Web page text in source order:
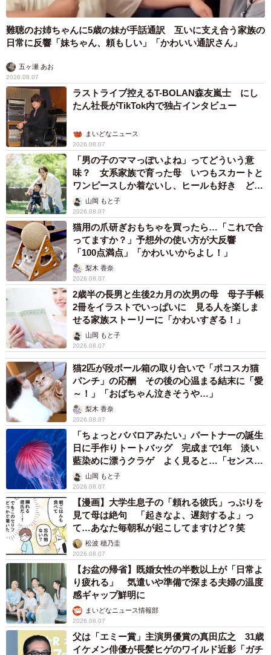
難聴のお姉ちゃんに5歳の妹が手話通訳 互いに支え合う家族の
日常に反響「妹ちゃん、頼もしい」「かわいい通訳さん」
五ヶ瀬 あお
2026.08.07
ラストライブ控えるT-BOLAN森友嵐士 にし
たん社長がTikTok内で独占インタビュー
まいどなニュース
2026.08.07
「男の子のママっぽいよね」ってどういう意
味？ 女系家族で育った母 いつもスカートと
ワンピースしか着ないし、ヒールも好き どの
へんが…
山岡 もと子
2026.08.07
猫用の爪研ぎおもちゃを買ったら…「これで合
ってますか？」予想外の使い方が大反響
「100点満点」「かわいいからよし！」
梨木 香奈
2026.08.07
2歳半の長男と生後2カ月の次男の母 母子手帳
2冊をイラストでいっぱいに 見る人を楽しま
せる家族ストーリーに「かわいすぎる！」
山岡 もと子
2026.08.07
猫2匹が段ボール箱の取り合いで「ポコスカ猫
パンチ」の応酬 その後の心温まる結末に「愛
～！」「おばちゃん泣きそうや…」
梨木 香奈
2026.08.07
「ちょっとババロアみたい」パートナーの誕生
日に手作りトートバッグ 完成まで1年 淡い
藍染めに漂うクラゲ よく見ると…「センスす
ごい」山岡 もと子
2026.08.07
【漫画】大学生息子の「頼れる彼氏」っぷりを
見て母は絶句 「起きなよ、遅刻するよ」っ
て…あなた毎朝私が起こしてますけど？笑
松波 穂乃圭
2026.08.07
【お盆の帰省】既婚女性の半数以上が「日常よ
り疲れる」 気遣いや準備で深まる夫婦の温度
感ギャップ鮮明に
まいどなニュース情報部
2026.08.07
父は「エミー賞」主演男優賞の真田広之 31歳
イケメン俳優が長髪ヒゲのワイルド近影「ガチ